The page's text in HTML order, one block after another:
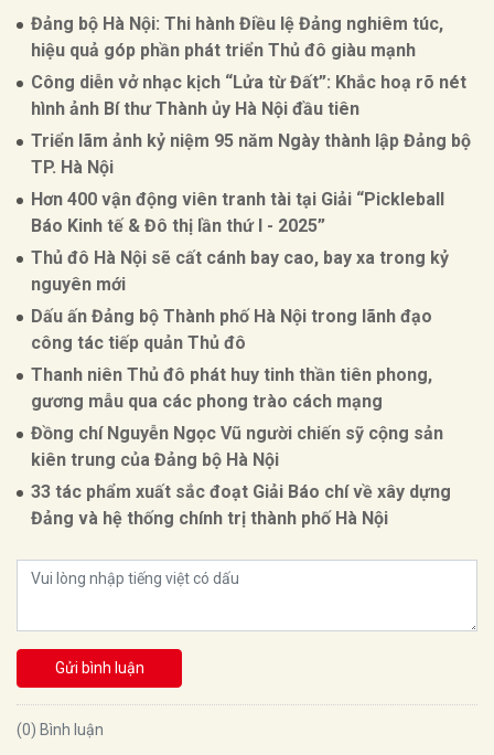
Đảng bộ Hà Nội: Thi hành Điều lệ Đảng nghiêm túc,
hiệu quả góp phần phát triển Thủ đô giàu mạnh
Công diễn vở nhạc kịch “Lửa từ Đất”: Khắc hoạ rõ nét
hình ảnh Bí thư Thành ủy Hà Nội đầu tiên
Triển lãm ảnh kỷ niệm 95 năm Ngày thành lập Đảng bộ
TP. Hà Nội
Hơn 400 vận động viên tranh tài tại Giải “Pickleball
Báo Kinh tế & Đô thị lần thứ I - 2025”
Thủ đô Hà Nội sẽ cất cánh bay cao, bay xa trong kỷ
nguyên mới
Dấu ấn Đảng bộ Thành phố Hà Nội trong lãnh đạo
công tác tiếp quản Thủ đô
Thanh niên Thủ đô phát huy tinh thần tiên phong,
gương mẫu qua các phong trào cách mạng
Đồng chí Nguyễn Ngọc Vũ người chiến sỹ cộng sản
kiên trung của Đảng bộ Hà Nội
33 tác phẩm xuất sắc đoạt Giải Báo chí về xây dựng
Đảng và hệ thống chính trị thành phố Hà Nội
Gửi bình luận
(0) Bình luận